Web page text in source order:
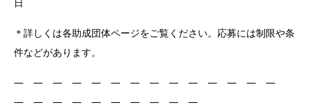
＊詳しくは各助成団体ページをご覧ください。応募には制限や条
件などがあります。
― ― ― ― ― ― ― ― ― ― ― ― ― ―
― ― ― ― ― ― ― ― ― ―